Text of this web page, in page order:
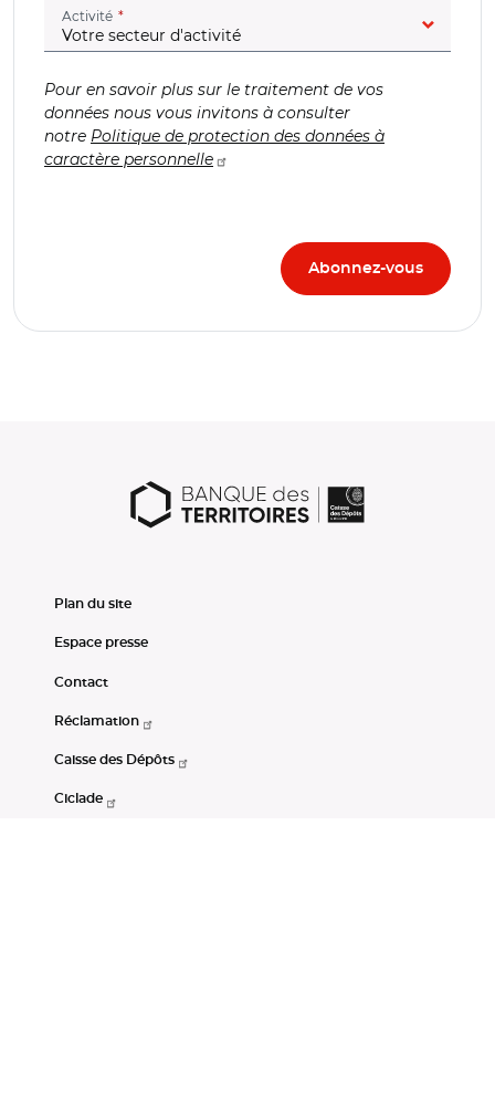
Activité (champ obligatoire)
Pour en savoir plus sur le traitement de vos
données nous vous invitons à consulter
notre Politique de protection des données à
caractère personnelle
Plan du site
Espace presse
Contact
Réclamation
Caisse des Dépôts
Ciclade